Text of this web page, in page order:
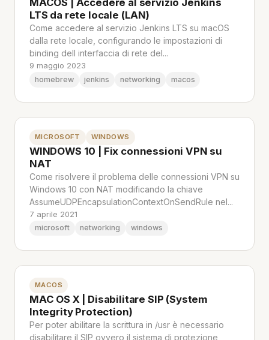
MACOS | Accedere al servizio Jenkins
LTS da rete locale (LAN)
Come accedere al servizio Jenkins LTS su macOS
dalla rete locale, configurando le impostazioni di
binding dell interfaccia di rete del...
9 maggio 2023
homebrew
jenkins networking macos
MICROSOFT WINDOWS
WINDOWS 10 | Fix connessioni VPN su
NAT
Come risolvere il problema delle connessioni VPN su
Windows 10 con NAT modificando la chiave
AssumeUDPEncapsulationContextOnSendRule nel...
7 aprile 2021
microsoft
networking windows
MACOS
MAC OS X | Disabilitare SIP (System
Integrity Protection)
Per poter abilitare la scrittura in /usr è necessario
disabilitare il SIP ovvero il sistema di protezione